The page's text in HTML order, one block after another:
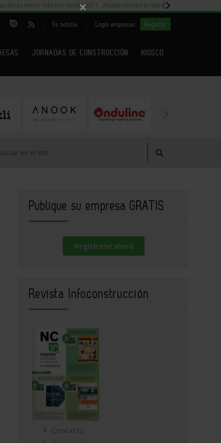
mejor febrero desde 2011 Aedas Homes proyecto Fiora
Es noticia Login empresas Registro
JORNADAS DE CONSTRUCCIÓN KIOSCO
Publique su empresa GRATIS
Regístrese ahora
Revista Infoconstrucción
Contacto
×